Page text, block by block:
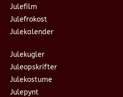
Julefilm
Julefrokost
Julekalender
Julekugler
Juleopskrifter
Julekostume
Julepynt